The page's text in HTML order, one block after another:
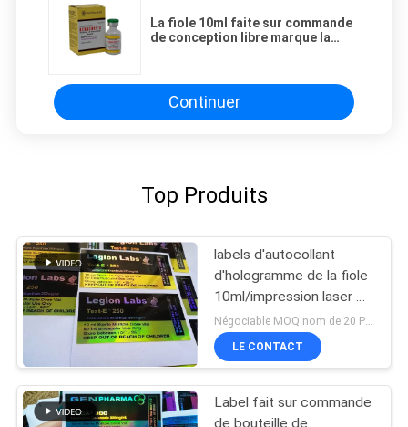
La fiole 10ml faite sur commande
de conception libre marque la
Continuer
Top Produits
labels d'autocollant
d'hologramme de la fiole
10ml/impression laser De
label bouteille de
médecine
Négociable MOQ:nom de 20 PCs
LE CONTACT
Label fait sur commande
de bouteille de